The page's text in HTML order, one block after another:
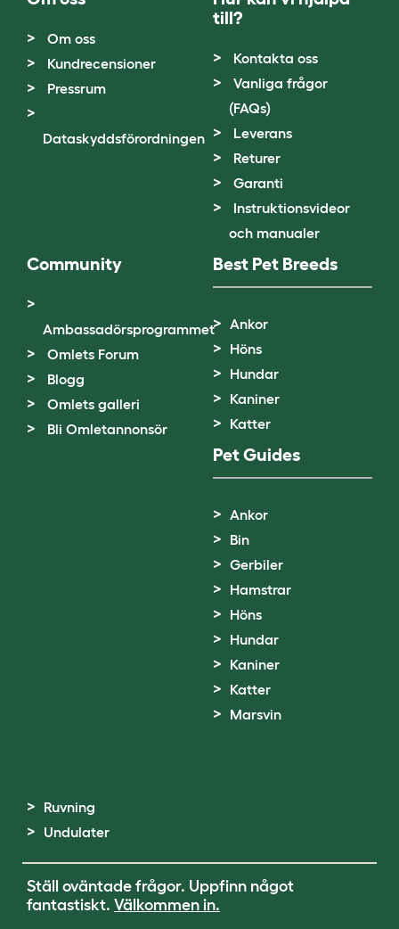
Om oss
Kundrecensioner
Pressrum
Dataskyddsförordningen
till?
Kontakta oss
Vanliga frågor
(FAQs)
Leverans
Returer
Garanti
Instruktionsvideor
och manualer
Community
Ambassadörsprogrammet
Omlets Forum
Blogg
Omlets galleri
Bli Omletannonsör
Best Pet Breeds
Ankor
Höns
Hundar
Kaniner
Katter
Pet Guides
Ankor
Bin
Gerbiler
Hamstrar
Höns
Hundar
Kaniner
Katter
Marsvin
Ruvning
Undulater
Ställ oväntade frågor. Uppfinn något
fantastiskt. Välkommen in.